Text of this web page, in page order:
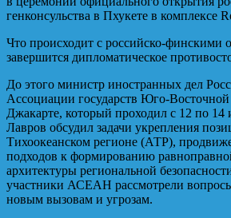
генконсульства в Пхукете в комплексе
Что происходит с российско-финскими
завершится дипломатическое
До этого министр иностранных дел
Ассоциации государств Юго-
Джакарте, который проходил с 12 по 14
Лавров обсудил задачи укрепления
Тихоокеанском регионе (АТР),
подходов к формированию
архитектуры региональной
участники АСЕАН рассмотрели
новым вызовам и угрозам.